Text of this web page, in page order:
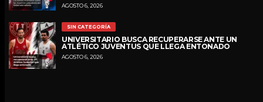
AGOSTO 6, 2026
SIN CATEGORÍA
UNIVERSITARIO BUSCA RECUPERARSE ANTE UN
ATLÉTICO JUVENTUS QUE LLEGA ENTONADO
AGOSTO 6, 2026